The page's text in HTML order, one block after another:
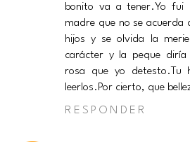
bonito va a tener.Yo fui
madre que no se acuerda
hijos y se olvida la
carácter y la peque
rosa que yo detesto.Tu
leerlos.Por cierto, que
RESPONDER